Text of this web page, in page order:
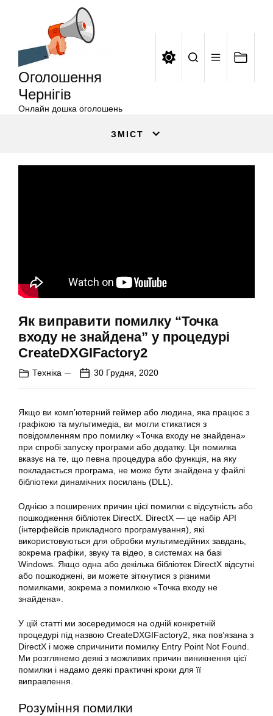
Оголошення
Чернігів
Онлайн дошка оголошень
ЗМІСТ
Як виправити помилку “Точка
входу не знайдена” у процедурі
CreateDXGIFactory2
Техніка 30 Грудня, 2020
Якщо ви комп’ютерний геймер або людина, яка працює з
графікою та мультимедіа, ви могли стикатися з
повідомленням про помилку «Точка входу не знайдена»
при спробі запуску програми або додатку. Ця помилка
вказує на те, що певна процедура або функція, на яку
покладається програма, не може бути знайдена у файлі
бібліотеки динамічних посилань (DLL).
Однією з поширених причин цієї помилки є відсутність або
пошкодження бібліотек DirectX. DirectX — це набір API
(інтерфейсів прикладного програмування), які
використовуються для обробки мультимедійних завдань,
зокрема графіки, звуку та відео, в системах на базі
Windows. Якщо одна або декілька бібліотек DirectX відсутні
або пошкоджені, ви можете зіткнутися з різними
помилками, зокрема з помилкою «Точка входу не
знайдена».
У цій статті ми зосередимося на одній конкретній
процедурі під назвою CreateDXGIFactory2, яка пов’язана з
DirectX і може спричинити помилку Entry Point Not Found.
Ми розглянемо деякі з можливих причин виникнення цієї
помилки і надамо деякі практичні кроки для її
виправлення.
Розуміння помилки